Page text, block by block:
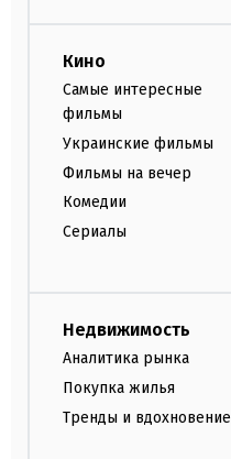
Кино
Самые интересные
фильмы
Украинские фильмы
Фильмы на вечер
Комедии
Сериалы
Недвижимость
Аналитика рынка
Покупка жилья
Тренды и вдохновение